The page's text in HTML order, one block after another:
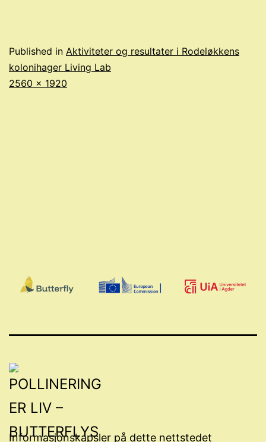
Published in Aktiviteter og resultater i Rodeløkkens
kolonihager Living Lab
Full
2560 × 1920
Informasjonskapsler på dette nettstedet